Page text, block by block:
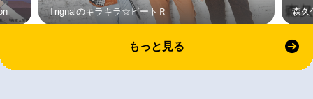
Trignalのキラキラ☆ビートＲ 森久
もっと見る